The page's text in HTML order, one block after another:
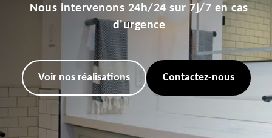
Nous intervenons 24h/24 sur 7j/7 en cas
d'urgence
Voir nos réalisations Contactez-nous